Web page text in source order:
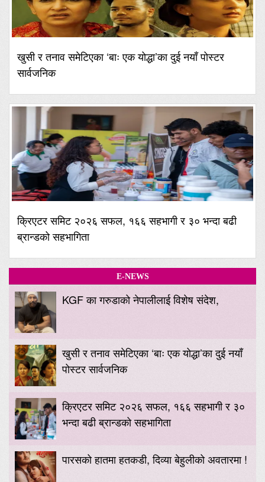
खुसी र तनाव समेटिएका ‘बाः एक योद्धा’का दुई नयाँ पोस्टर
सार्वजनिक
क्रिएटर समिट २०२६ सफल, १६६ सहभागी र ३० भन्दा बढी
ब्रान्डको सहभागिता
E-NEWS
KGF का गरुडाको नेपालीलाई विशेष संदेश,
खुसी र तनाव समेटिएका ‘बाः एक योद्धा’का दुई नयाँ
पोस्टर सार्वजनिक
क्रिएटर समिट २०२६ सफल, १६६ सहभागी र ३०
भन्दा बढी ब्रान्डको सहभागिता
पारसको हातमा हतकडी, दिव्या बेहुलीको अवतारमा !